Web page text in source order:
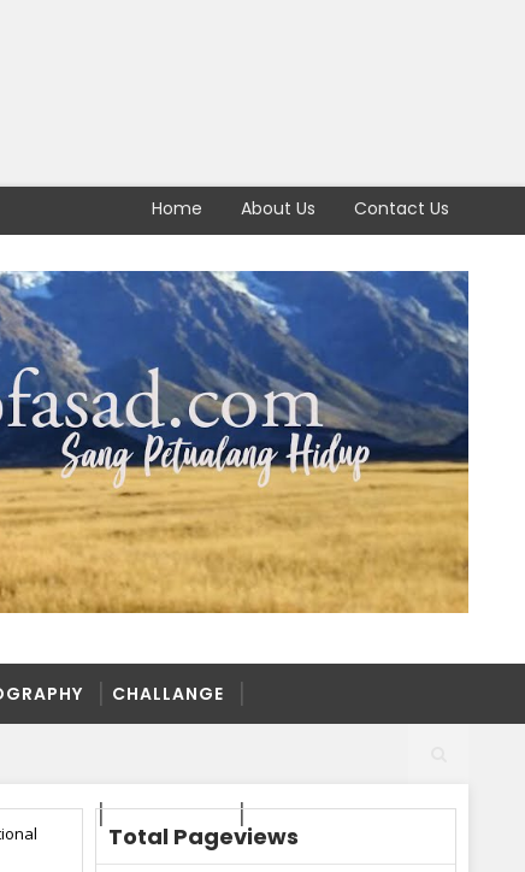
Home About Us Contact Us
CHALLANGE
CHALLANGE
Total Pageviews